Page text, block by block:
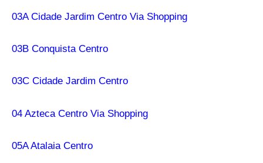
03A Cidade Jardim Centro Via Shopping
03B Conquista Centro
03C Cidade Jardim Centro
04 Azteca Centro Via Shopping
05A Atalaia Centro